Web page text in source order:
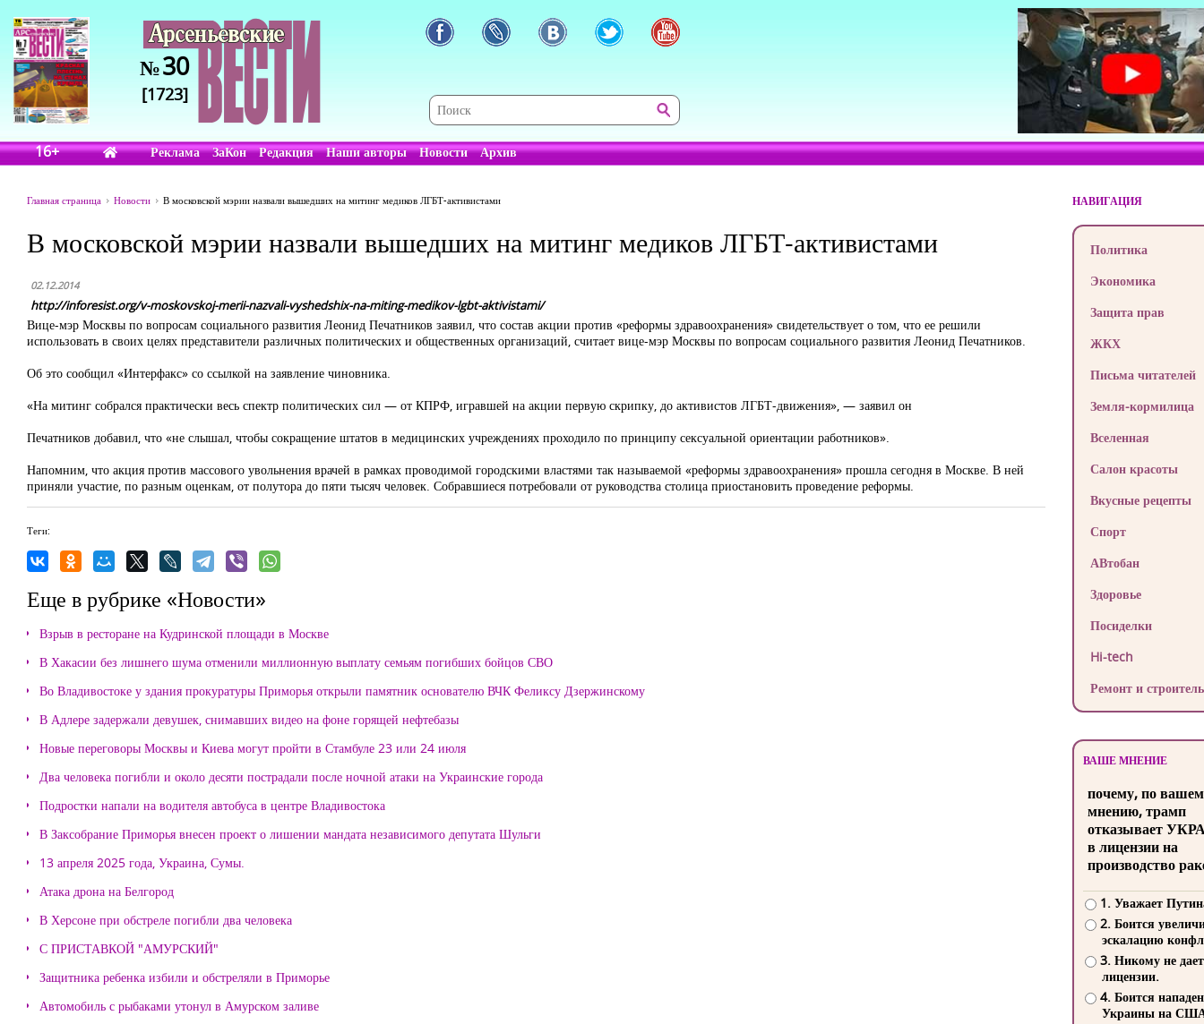
№30
[1723]
16+ Реклама ЗаКон Редакция Наши авторы Новости Архив
Главная страница Новости В московской мэрии назвали вышедших на митинг медиков ЛГБТ-активистами
В московской мэрии назвали вышедших на митинг медиков ЛГБТ-активистами
02.12.2014
http://inforesist.org/v-moskovskoj-merii-nazvali-vyshedshix-na-miting-medikov-lgbt-aktivistami/
Вице-мэр Москвы по вопросам социального развития Леонид Печатников заявил, что состав акции против «реформы здравоохранения» свидетельствует о том, что ее решили
использовать в своих целях представители различных политических и общественных организаций, считает вице-мэр Москвы по вопросам социального развития Леонид Печатников.
Об это сообщил «Интерфакс» со ссылкой на заявление чиновника.
«На митинг собрался практически весь спектр политических сил — от КПРФ, игравшей на акции первую скрипку, до активистов ЛГБТ-движения», — заявил он
Печатников добавил, что «не слышал, чтобы сокращение штатов в медицинских учреждениях проходило по принципу сексуальной ориентации работников».
Напомним, что акция против массового увольнения врачей в рамках проводимой городскими властями так называемой «реформы здравоохранения» прошла сегодня в Москве. В ней
приняли участие, по разным оценкам, от полутора до пяти тысяч человек. Собравшиеся потребовали от руководства столица приостановить проведение реформы.
Теги:
Еще в рубрике «Новости»
Взрыв в ресторане на Кудринской площади в Москве
В Хакасии без лишнего шума отменили миллионную выплату семьям погибших бойцов СВО
Во Владивостоке у здания прокуратуры Приморья открыли памятник основателю ВЧК Феликсу Дзержинскому
В Адлере задержали девушек, снимавших видео на фоне горящей нефтебазы
Новые переговоры Москвы и Киева могут пройти в Стамбуле 23 или 24 июля
Два человека погибли и около десяти пострадали после ночной атаки на Украинские города
Подростки напали на водителя автобуса в центре Владивостока
В Заксобрание Приморья внесен проект о лишении мандата независимого депутата Шульги
13 апреля 2025 года, Украина, Сумы.
Атака дрона на Белгород
В Херсоне при обстреле погибли два человека
С ПРИСТАВКОЙ "АМУРСКИЙ"
Защитника ребенка избили и обстреляли в Приморье
Автомобиль с рыбаками утонул в Амурском заливе
НАВИГАЦИЯ
Политика
Экономика
Защита прав
ЖКХ
Письма читателей
Земля-кормилица
Вселенная
Салон красоты
Вкусные рецепты
Спорт
АВтобан
Здоровье
Посиделки
Hi-tech
Ремонт и
ВАШЕ МНЕНИЕ
почему, по
мнению, трамп
отказывает
в лицензии на
производство
1. Уважает
2. Боится
эскалацию
3. Никому не
лицензии.
4. Боится
Украины на